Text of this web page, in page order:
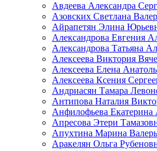
Авдеева Александра
Азовских Светлана
Айрапетян Элина
Александрова Евгения
Александрова Татьяна
Алексеева Виктория
Алексеева Елена
Алексеева Ксения
Андриасян Тамара
Антипова Наталия
Анфилофьева Екатерина
Апресова Этери
Апухтина Марина
Аракелян Ольга